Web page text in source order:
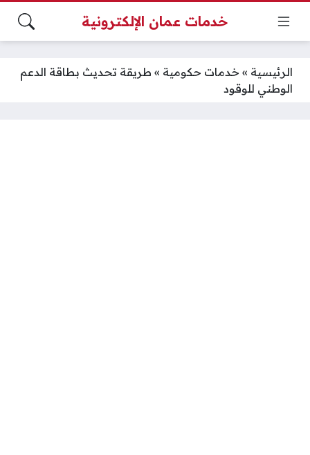
خدمات عمان الإلكترونية
الرئيسية » خدمات حكومية » طريقة تحديث بطاقة الدعم
الوطني للوقود